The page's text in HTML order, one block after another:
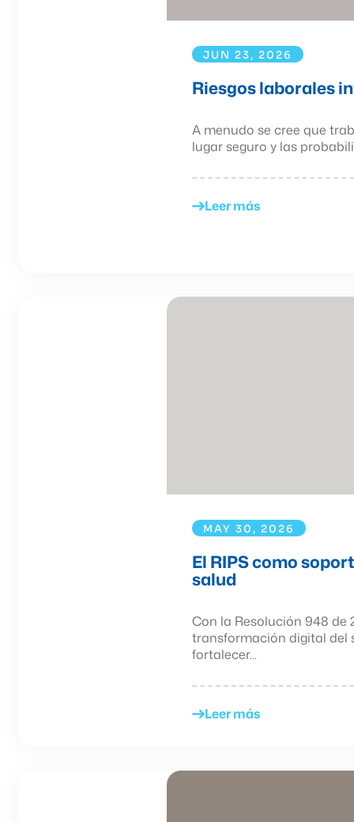
JUN 23, 2026
Riesgos laborales
A menudo se cree que
lugar seguro y las
Leer más
MAY 30, 2026
El RIPS como
salud
Con la Resolución 948 de
transformación digital del
fortalecer...
Leer más